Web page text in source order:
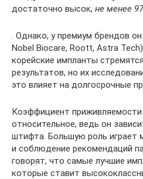
достаточно высок, не менее
. Однако, у премиум брендов
Nobel Biocare, Roott, Astra
корейские импланты
результатов, но их
это влияет на долгосрочные
Коэффициент приживляемости
относительное, ведь он
штифта. Большую роль играет
и соблюдение рекомендаций
говорят, что самые лучшие
которые ставит